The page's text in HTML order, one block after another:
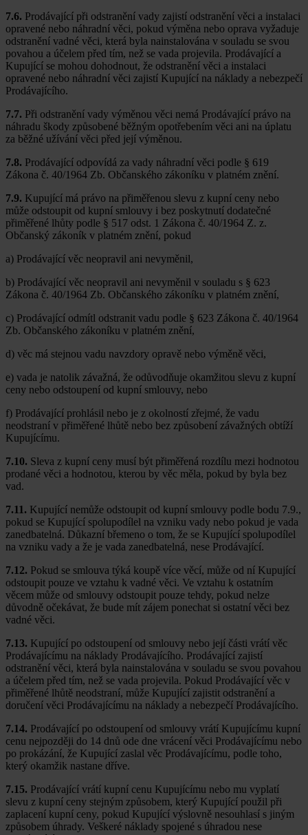
7.6. Prodávající při odstranění vady zajistí odstranění věci a instalaci
opravené nebo náhradní věci, pokud výměna nebo oprava vyžaduje
odstranění vadné věci, která byla nainstalována v souladu se svou
povahou a účelem před tím, než se vada projevila. Prodávající a
Kupující se mohou dohodnout, že odstranění věci a instalaci
opravené nebo náhradní věci zajistí Kupující na náklady a nebezpečí
Prodávajícího.
7.7. Při odstranění vady výměnou věci nemá Prodávající právo na
náhradu škody způsobené běžným opotřebením věci ani na úplatu
za běžné užívání věci před její výměnou.
7.8. Prodávající odpovídá za vady náhradní věci podle § 619
Zákona č. 40/1964 Zb. Občanského zákoníku v platném znění.
7.9. Kupující má právo na přiměřenou slevu z kupní ceny nebo
může odstoupit od kupní smlouvy i bez poskytnutí dodatečné
přiměřené lhůty podle § 517 odst. 1 Zákona č. 40/1964 Z. z.
Občanský zákoník v platném znění, pokud
a) Prodávající věc neopravil ani nevyměnil,
b) Prodávající věc neopravil ani nevyměnil v souladu s § 623
Zákona č. 40/1964 Zb. Občanského zákoníku v platném znění,
c) Prodávající odmítl odstranit vadu podle § 623 Zákona č. 40/1964
Zb. Občanského zákoníku v platném znění,
d) věc má stejnou vadu navzdory opravě nebo výměně věci,
e) vada je natolik závažná, že odůvodňuje okamžitou slevu z kupní
ceny nebo odstoupení od kupní smlouvy, nebo
f) Prodávající prohlásil nebo je z okolností zřejmé, že vadu
neodstraní v přiměřené lhůtě nebo bez způsobení závažných obtíží
Kupujícímu.
7.10. Sleva z kupní ceny musí být přiměřená rozdílu mezi hodnotou
prodané věci a hodnotou, kterou by věc měla, pokud by byla bez
vad.
7.11. Kupující nemůže odstoupit od kupní smlouvy podle bodu 7.9.,
pokud se Kupující spolupodílel na vzniku vady nebo pokud je vada
zanedbatelná. Důkazní břemeno o tom, že se Kupující spolupodílel
na vzniku vady a že je vada zanedbatelná, nese Prodávající.
7.12. Pokud se smlouva týká koupě více věcí, může od ní Kupující
odstoupit pouze ve vztahu k vadné věci. Ve vztahu k ostatním
věcem může od smlouvy odstoupit pouze tehdy, pokud nelze
důvodně očekávat, že bude mít zájem ponechat si ostatní věci bez
vadné věci.
7.13. Kupující po odstoupení od smlouvy nebo její části vrátí věc
Prodávajícímu na náklady Prodávajícího. Prodávající zajistí
odstranění věci, která byla nainstalována v souladu se svou povahou
a účelem před tím, než se vada projevila. Pokud Prodávající věc v
přiměřené lhůtě neodstraní, může Kupující zajistit odstranění a
doručení věci Prodávajícímu na náklady a nebezpečí Prodávajícího.
7.14. Prodávající po odstoupení od smlouvy vrátí Kupujícímu kupní
cenu nejpozději do 14 dnů ode dne vrácení věci Prodávajícímu nebo
po prokázání, že Kupující zaslal věc Prodávajícímu, podle toho,
který okamžik nastane dříve.
7.15. Prodávající vrátí kupní cenu Kupujícímu nebo mu vyplatí
slevu z kupní ceny stejným způsobem, který Kupující použil při
zaplacení kupní ceny, pokud Kupující výslovně nesouhlasí s jiným
způsobem úhrady. Veškeré náklady spojené s úhradou nese